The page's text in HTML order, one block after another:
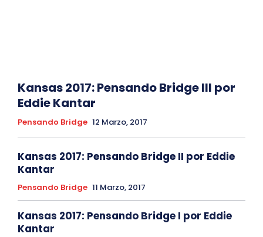
Kansas 2017: Pensando Bridge III por
Eddie Kantar
Pensando Bridge 12 Marzo, 2017
Kansas 2017: Pensando Bridge II por Eddie
Kantar
Pensando Bridge 11 Marzo, 2017
Kansas 2017: Pensando Bridge I por Eddie
Kantar